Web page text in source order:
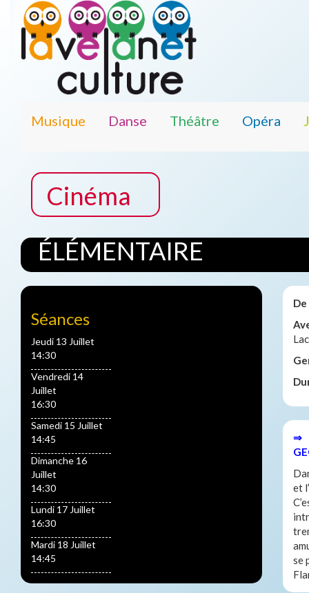
Musique Danse Théâtre Opéra
Cinéma
ÉLÉMENTAIRE
Séances
Jeudi 13 Juillet
14:30
Vendredi 14
Juillet
16:30
Samedi 15 Juillet
14:45
Dimanche 16
Juillet
14:30
Lundi 17 Juillet
16:30
Mardi 18 Juillet
14:45
De
⇒
et
se